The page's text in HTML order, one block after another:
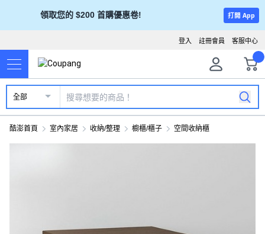
領取您的 $200 首購優惠卷! 打開 App
客服中心
註冊會員
登入
全部
酷澎首頁 室內家居 收納/整理 櫥櫃/櫃子 空間收納櫃